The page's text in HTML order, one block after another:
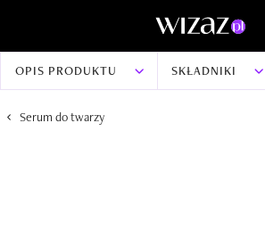
OPIS PRODUKTU SKŁADNIKI
Serum do twarzy